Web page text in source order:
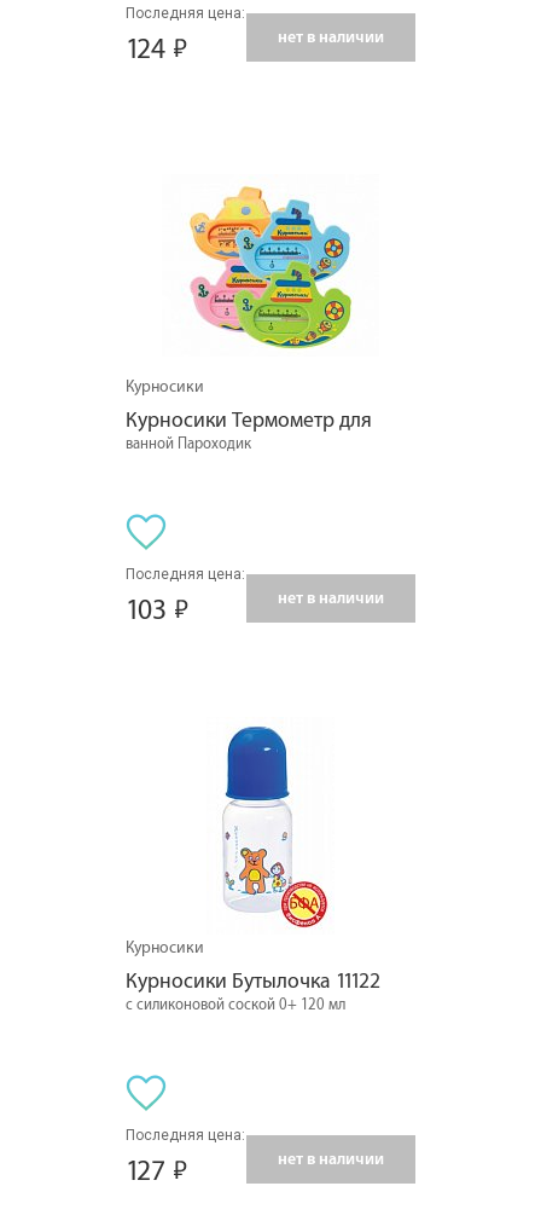
Последняя цена:
124 нет в наличии
Курносики
Курносики Термометр для
ванной Пароходик
Последняя цена:
103 нет в наличии
Курносики
Курносики Бутылочка 11122
с силиконовой соской 0+ 120 мл
Последняя цена:
127 нет в наличии